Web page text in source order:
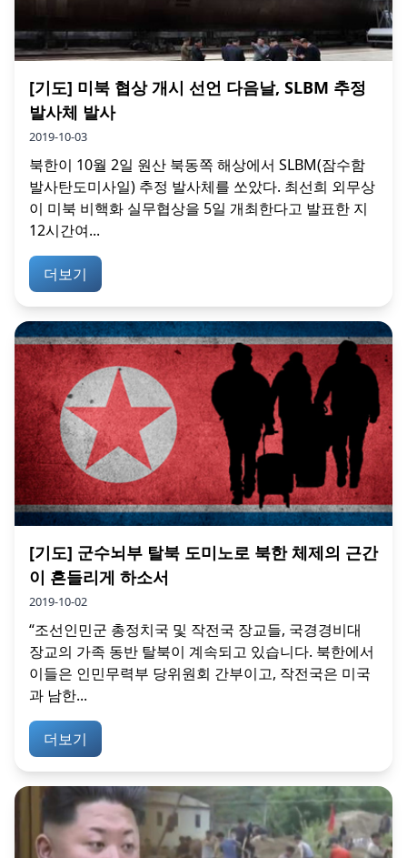
[기도] 미북 협상 개시 선언 다음날, SLBM 추정
발사체 발사
2019-10-03
북한이 10월 2일 원산 북동쪽 해상에서 SLBM(잠수함
발사탄도미사일) 추정 발사체를 쏘았다. 최선희 외무상
이 미북 비핵화 실무협상을 5일 개최한다고 발표한 지
12시간여...
더보기
[기도] 군수뇌부 탈북 도미노로 북한 체제의 근간
이 흔들리게 하소서
2019-10-02
“조선인민군 총정치국 및 작전국 장교들, 국경경비대
장교의 가족 동반 탈북이 계속되고 있습니다. 북한에서
이들은 인민무력부 당위원회 간부이고, 작전국은 미국
과 남한...
더보기